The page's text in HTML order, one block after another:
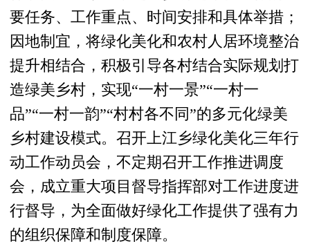
要任务、工作重点、时间安排和具体举措；
因地制宜，将绿化美化和农村人居环境整治
提升相结合，积极引导各村结合实际规划打
造绿美乡村，实现“一村一景”“一村一
品”“一村一韵”“村村各不同”的多元化绿美
乡村建设模式。召开上江乡绿化美化三年行
动工作动员会，不定期召开工作推进调度
会，成立重大项目督导指挥部对工作进度进
行督导，为全面做好绿化工作提供了强有力
的组织保障和制度保障。